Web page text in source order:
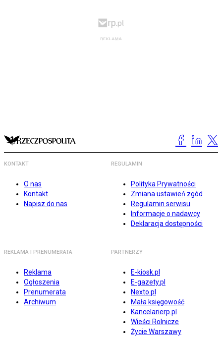
KONTAKT
O nas
Kontakt
Napisz do nas
REGULAMIN
Polityka Prywatności
Zmiana ustawień zgód
Regulamin serwisu
Informacje o nadawcy
Deklaracja dostępności
REKLAMA I PRENUMERATA
Reklama
Ogłoszenia
Prenumerata
Archiwum
PARTNERZY
E-kiosk.pl
E-gazety.pl
Nexto.pl
Mała księgowość
Kancelarierp.pl
Wieści Rolnicze
Życie Warszawy